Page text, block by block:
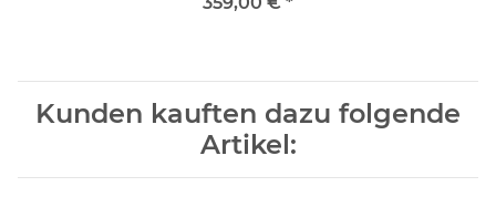
Kunden kauften dazu folgende
Artikel: